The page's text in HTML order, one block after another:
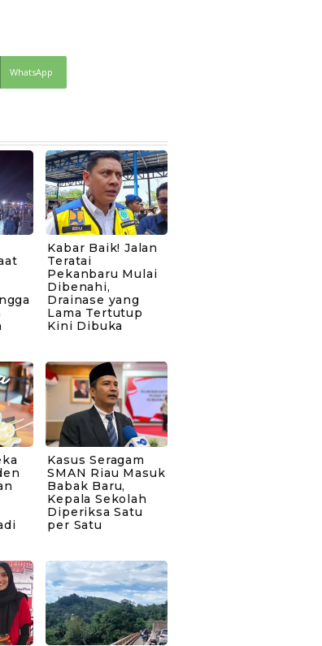
WhatsApp
Kabar Baik! Jalan
Teratai
Pekanbaru Mulai
Dibenahi,
Drainase yang
Lama Tertutup
Kini Dibuka
Kasus Seragam
SMAN Riau Masuk
Babak Baru,
Kepala Sekolah
Diperiksa Satu
per Satu